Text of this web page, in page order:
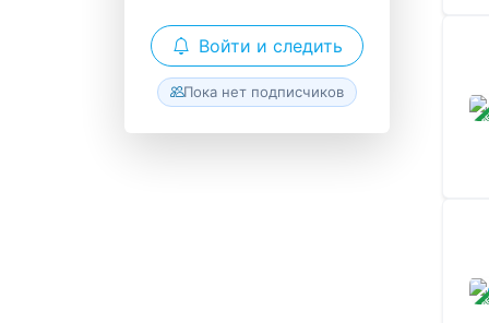
Войти и следить
Пока нет подписчиков